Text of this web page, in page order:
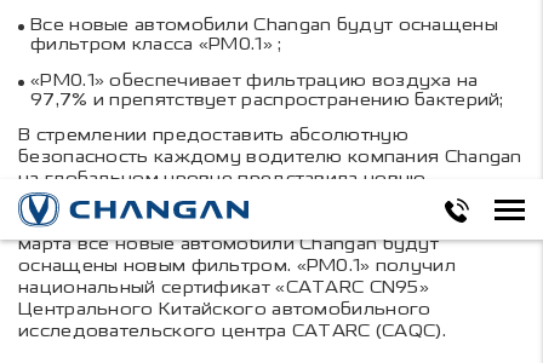
Все новые автомобили Changan будут оснащены
фильтром класса «PM0.1» ;
«PM0.1» обеспечивает фильтрацию воздуха на
97,7% и препятствует распространению бактерий;
В стремлении предоставить абсолютную
безопасность каждому водителю компания Changan
на глобальном уровне представила новую
разработку – высокоэффективный
антибактериальный фильтр класса «PM0.1». До конца
марта все новые автомобили Changan будут
оснащены новым фильтром. «PM0.1» получил
национальный сертификат «CATARC CN95»
Центрального Китайского автомобильного
исследовательского центра CATARC (CAQC).